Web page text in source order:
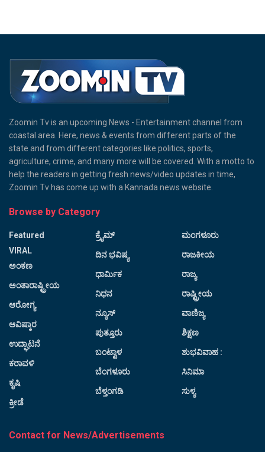
Zoomin Tv is an upcoming News - Entertainment channel from
coastal area. Here, news & events from different parts of the
state and from different categories like politics, sports,
agriculture, crime, and many more will be covered. With a motto to
help the readers in getting fresh news/video updates in time,
Zoomin Tv has come up with a Kannada news website.
Browse by Category
Featured
VIRAL
ಅಂಕಣ
ಅಂತಾರಾಷ್ಟ್ರೀಯ
ಆರೋಗ್ಯ
ಆವಿಷ್ಕಾರ
ಉದ್ಘಾಟನೆ
ಕರಾವಳಿ
ಕೃಷಿ
ಕ್ರೀಡೆ
ಕ್ರೈಮ್
ದಿನ ಭವಿಷ್ಯ
ಧಾರ್ಮಿಕ
ನಿಧನ
ನ್ಯೂಸ್
ಪುತ್ತೂರು
ಬಂಟ್ವಾಳ
ಬೆಂಗಳೂರು
ಬೆಳ್ತಂಗಡಿ
ಮಂಗಳೂರು
ರಾಜಕೀಯ
ರಾಜ್ಯ
ರಾಷ್ಟ್ರೀಯ
ವಾಣಿಜ್ಯ
ಶಿಕ್ಷಣ
ಶುಭವಿವಾಹ :
ಸಿನಿಮಾ
ಸುಳ್ಯ
Contact for News/Advertisements